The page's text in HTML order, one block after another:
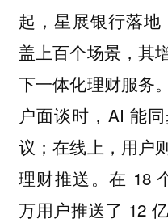
起，星展银行落
盖上百个场景，其
下一体化理财服务
户面谈时，AI 能
议；在线上，用户
理财推送。在 18
万用户推送了 12